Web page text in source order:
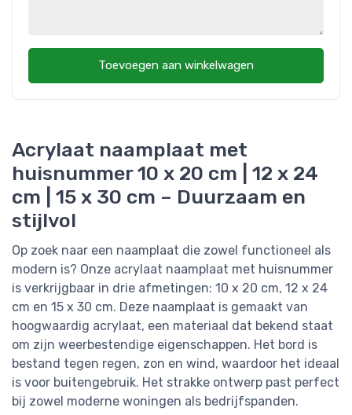
Acrylaat naamplaat met
huisnummer 10 x 20 cm | 12 x 24
cm | 15 x 30 cm – Duurzaam en
stijlvol
Op zoek naar een naamplaat die zowel functioneel als
modern is? Onze acrylaat naamplaat met huisnummer
is verkrijgbaar in drie afmetingen: 10 x 20 cm, 12 x 24
cm en 15 x 30 cm. Deze naamplaat is gemaakt van
hoogwaardig acrylaat, een materiaal dat bekend staat
om zijn weerbestendige eigenschappen. Het bord is
bestand tegen regen, zon en wind, waardoor het ideaal
is voor buitengebruik. Het strakke ontwerp past perfect
bij zowel moderne woningen als bedrijfspanden.
Toevoegen aan winkelwagen